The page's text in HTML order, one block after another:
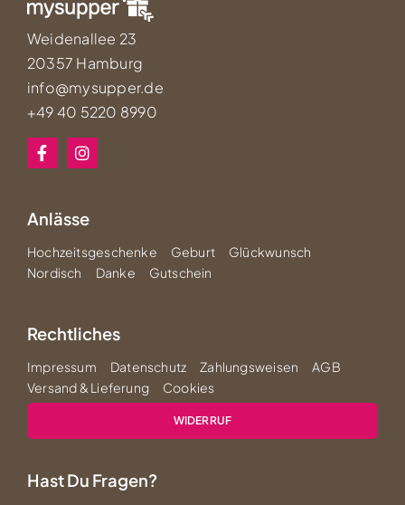
Weidenallee 23
20357 Hamburg
info@mysupper.de
+49 40 5220 8990
Anlässe
Hochzeitsgeschenke Geburt
Glückwunsch
Nordisch
Danke Gutschein
Rechtliches
Impressum Datenschutz Zahlungsweisen
AGB
Versand & Lieferung
Cookies
WIDERRUF
Hast Du Fragen?